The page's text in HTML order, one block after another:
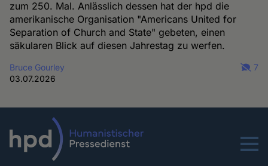
zum 250. Mal. Anlässlich dessen hat der hpd die
amerikanische Organisation "Americans United for
Separation of Church and State" gebeten, einen
säkularen Blick auf diesen Jahrestag zu werfen.
Bruce Gourley
03.07.2026
7
Menu